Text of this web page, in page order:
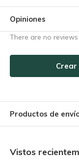
Opiniones
There are no
Crear
Productos de
Vistos